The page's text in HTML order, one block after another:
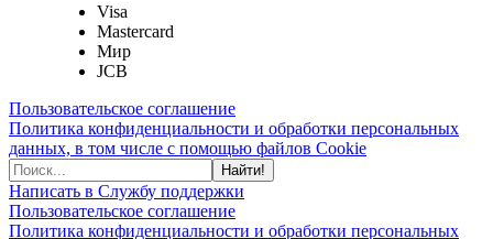
Visa
Mastercard
Мир
JCB
Пользовательское соглашение
Политика конфиденциальности и обработки персональных
данных, в том числе с помощью файлов Cookie
Найти!
Написать в Службу поддержки
Пользовательское соглашение
Политика конфиденциальности и обработки персональных